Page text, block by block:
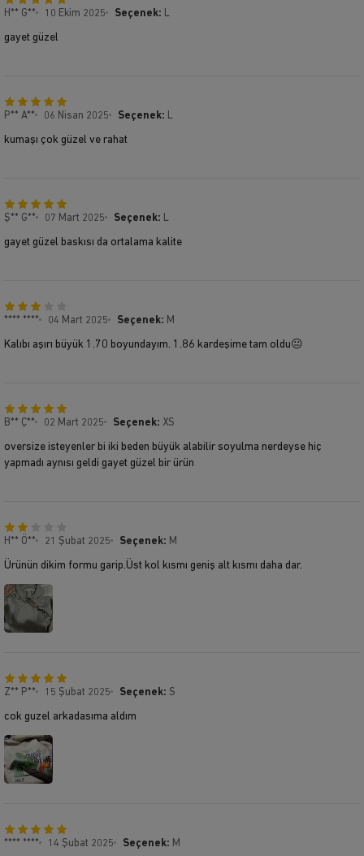
H** G** 10 Ekim 2025 Seçenek:
gayet güzel
P** A** 06 Nisan 2025 Seçenek:
kumaşı çok güzel ve rahat
Ş** G** 07 Mart 2025 Seçenek:
gayet güzel baskısı da ortalama kalite
**** **** 04 Mart 2025 Seçenek: M
Kalıbı aşırı büyük 1.70 boyundayım. 1.86 kardeşime tam oldu😐
B** Ç** 02 Mart 2025 Seçenek: XS
oversize isteyenler bi iki beden büyük alabilir soyulma nerdeyse hiç
yapmadı aynısı geldi gayet güzel bir ürün
H** Ö** 21 Şubat 2025 Seçenek: M
Ürünün dikim formu garip.Üst kol kısmı geniş alt kısmı daha dar.
Z** P** 15 Şubat 2025 Seçenek: S
cok guzel arkadasıma aldım
**** **** 14 Şubat 2025 Seçenek: M